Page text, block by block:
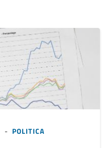
- POLITICA